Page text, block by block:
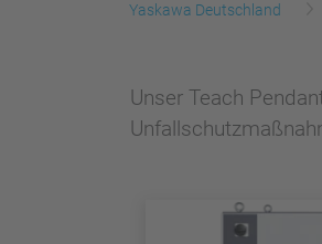
Yaskawa Deutschland
Unser Teach